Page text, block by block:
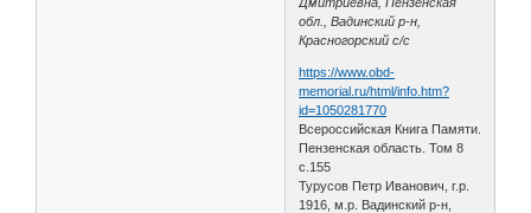
обл., Вадинский р-н,
Красногорский с/с
https://www.obd-
memorial.ru/html/info.htm?
id=1050281770
Всероссийская Книга Памяти.
Пензенская область. Том 8
с.155
Турусов Петр Иванович, г.р.
1916, м.р. Вадинский р-н,